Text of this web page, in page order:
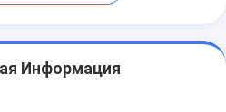
Информация